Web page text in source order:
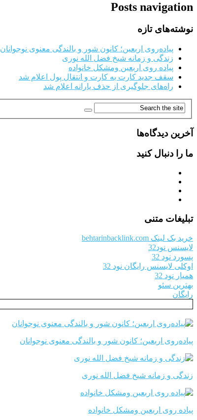
Posts navigation
نوشته‌های تازه
پیاده‌روی اربعین؛ کانون شور و بالندگی معنوی نوجوانان
زندگی و زمانه شیخ فضل الله نوری
پیاده روی اربعین ومشکل خانواده
سقف جدید کارت به کارت و انتقال پول اعلام شد
راه‌های جلوگیری از حذف یارانه اعلام شد
آخرین دیدگاه‌ها
ما را دنبال کنید
تبلیغات متنی
خرید بک لینک behtarinbacklink.com
لایسنس نود32
پسورد نود 32
اوکلی لایسنس رایگان نود 32
همیار نود 32
بهترین سئو
رایگان
پیاده‌روی اربعین؛ کانون شور و بالندگی معنوی نوجوانان
زندگی و زمانه شیخ فضل الله نوری
پیاده روی اربعین ومشکل خانواده